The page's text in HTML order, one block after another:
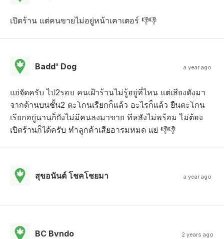
เปิดร้าน แต่คนขายไม่อยู่หน้าเคาเตอร์ 👎👎
Badd' Dog a year ago
แย่จัดครับ ไป2รอบ คนเฝ้าร้านไม่รู้อยู่ที่ไหน แต่เสียงดังมา
จากด้านบนชั้น2 ตะโกนเรียกก็แล้ว อะไรก็แล้ว ยืนตะโกน
เรียกอยู่นานก็ยังไม่มีคนลงมาขาย ทีหลังไม่พร้อม ไม่ต้อง
เปิดร้านก็ได้ครับ ทำลูกค้าเสียอารมหมด แย่ 👎👎
สุขอนันต์ โชคโชยมา a year ago
BC Bvndo 2 years ago